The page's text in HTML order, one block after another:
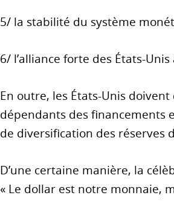
5/ la stabilité du système
6/ l’alliance forte des États-
En outre, les États-Unis
dépendants des financements
de diversification des réserves
D’une certaine manière, la
« Le dollar est notre monnaie,